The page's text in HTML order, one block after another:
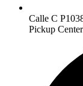
Calle C
Pickup